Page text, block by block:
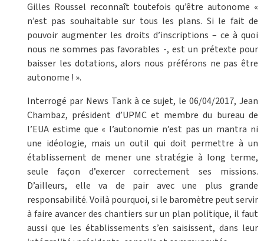
Gilles Roussel reconnaît toutefois qu’être autonome «
n’est pas souhaitable sur tous les plans. Si le fait de
pouvoir augmenter les droits d’inscriptions – ce à quoi
nous ne sommes pas favorables -, est un prétexte pour
baisser les dotations, alors nous préférons ne pas être
autonome ! ».
Interrogé par News Tank à ce sujet, le 06/04/2017, Jean
Chambaz, président d’UPMC et membre du bureau de
l’EUA estime que « l’autonomie n’est pas un mantra ni
une idéologie, mais un outil qui doit permettre à un
établissement de mener une stratégie à long terme,
seule façon d’exercer correctement ses missions.
D’ailleurs, elle va de pair avec une plus grande
responsabilité. Voilà pourquoi, si le baromètre peut servir
à faire avancer des chantiers sur un plan politique, il faut
aussi que les établissements s’en saisissent, dans leur